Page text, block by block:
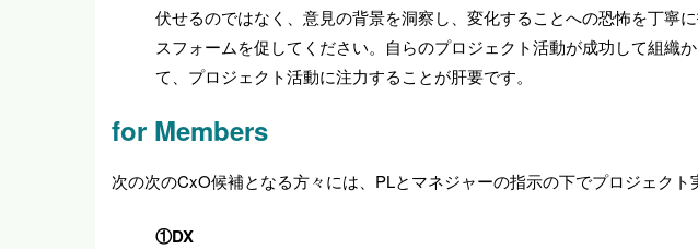
伏せるのではなく、意見の背景を洞察し、変化することへの恐怖を丁寧
スフォームを促してください。自らのプロジェクト活動が成功して組織
て、プロジェクト活動に注力することが肝要です。
for Members
次の次のCxO候補となる方々には、PLとマネジャーの指示の下でプロジェクト
①DX